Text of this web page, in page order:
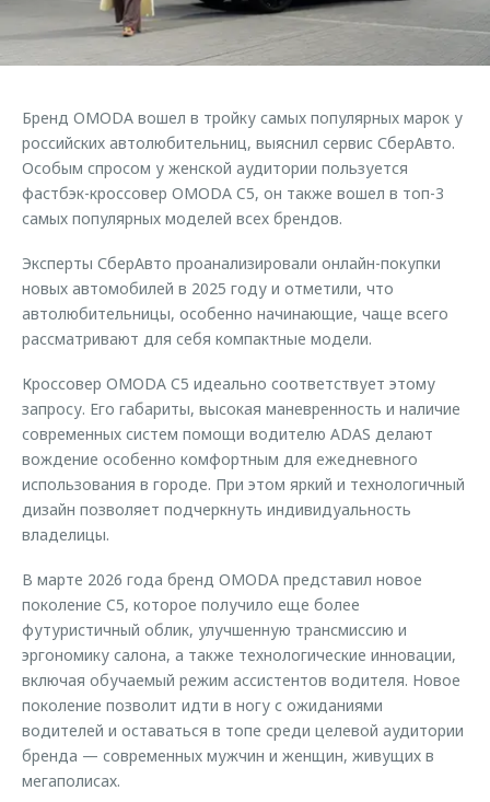
Страхование
Одежда и сувениры
Оригинальные аксессуары
Запчасти
Калькулятор трейд-ин
Руководства по эксплуатации
Клуб владельцев OMODA
Приложение O&J
Аксессуары
Одежда и сувениры
Оригинальные аксессуары
Запчасти
Обратная связь
Бренд OMODA вошел в тройку самых популярных марок у
российских автолюбительниц, выяснил сервис СберАвто.
Особым спросом у женской аудитории пользуется
фастбэк-кроссовер OMODA C5, он также вошел в топ-3
самых популярных моделей всех брендов.
Эксперты СберАвто проанализировали онлайн-покупки
новых автомобилей в 2025 году и отметили, что
автолюбительницы, особенно начинающие, чаще всего
рассматривают для себя компактные модели.
Кроссовер OMODA C5 идеально соответствует этому
запросу. Его габариты, высокая маневренность и наличие
современных систем помощи водителю ADAS делают
вождение особенно комфортным для ежедневного
использования в городе. При этом яркий и технологичный
дизайн позволяет подчеркнуть индивидуальность
владелицы.
В марте 2026 года бренд OMODA представил новое
поколение C5, которое получило еще более
футуристичный облик, улучшенную трансмиссию и
эргономику салона, а также технологические инновации,
включая обучаемый режим ассистентов водителя. Новое
поколение позволит идти в ногу с ожиданиями
водителей и оставаться в топе среди целевой аудитории
бренда — современных мужчин и женщин, живущих в
мегаполисах.